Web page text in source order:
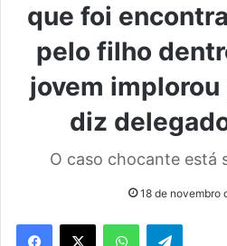
que foi
pelo filho
jovem
diz
O caso chocante está
18 de novembro
WhatsAppTelegram